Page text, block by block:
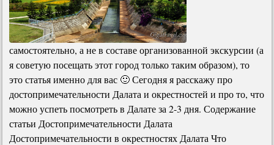
самостоятельно, а не в составе организованной экскурсии (а
я советую посещать этот город только таким образом), то
это статья именно для вас 🙂 Сегодня я расскажу про
достопримечательности Далата и окрестностей и про то, что
можно успеть посмотреть в Далате за 2-3 дня. Содержание
статьи Достопримечательности Далата
Достопримечательности в окрестностях Далата Что